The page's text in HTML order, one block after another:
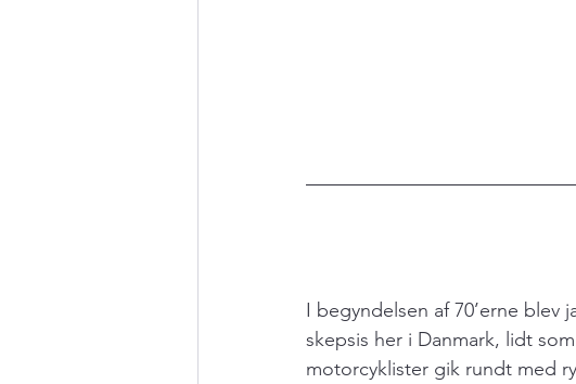
I begyndelsen af 70’erne
skepsis her i Danmark, lidt
motorcyklister gik rundt med